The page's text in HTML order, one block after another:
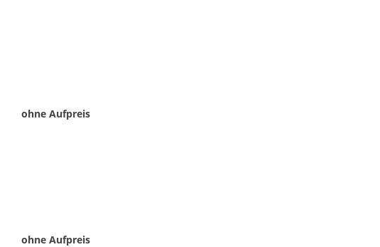
ohne Aufpreis
ohne Aufpreis